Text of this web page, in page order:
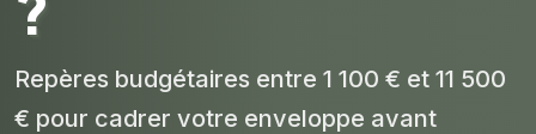
Repères budgétaires entre 1 100 € et 11 500
€ pour cadrer votre enveloppe avant